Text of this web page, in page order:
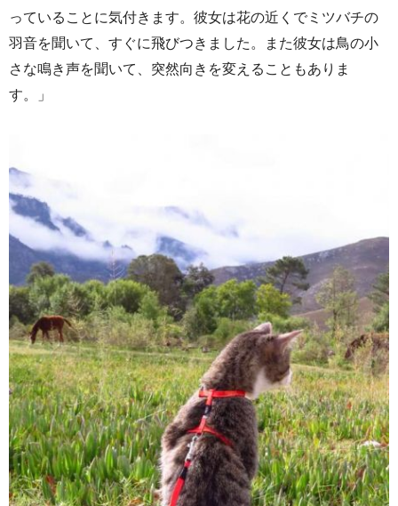
っていることに気付きます。彼女は花の近くでミツバチの
羽音を聞いて、すぐに飛びつきました。また彼女は鳥の小
さな鳴き声を聞いて、突然向きを変えることもありま
す。」